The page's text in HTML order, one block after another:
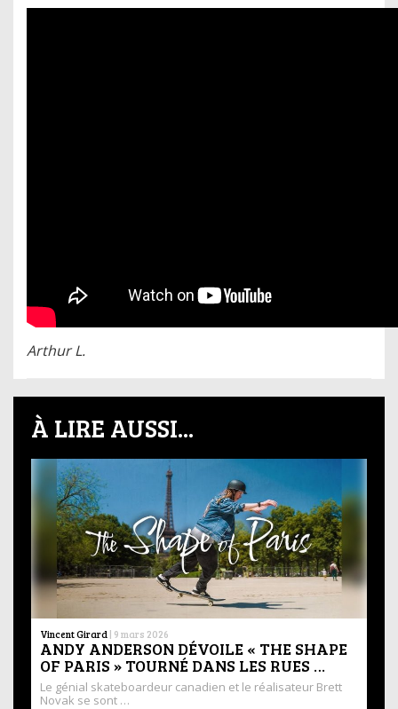
Arthur L.
À LIRE AUSSI...
Vincent Girard | 9 mars 2026
ANDY ANDERSON DÉVOILE « THE SHAPE
OF PARIS » TOURNÉ DANS LES RUES …
Le génial skateboardeur canadien et le réalisateur Brett
Novak se sont …